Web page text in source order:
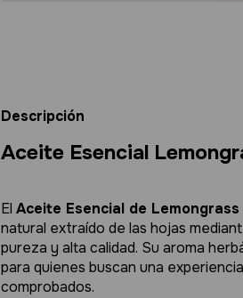
Descripción
Aceite Esencial
El Aceite Esencial de
natural extraído de las hojas
pureza y alta calidad. Su aroma
para quienes buscan una
comprobados.